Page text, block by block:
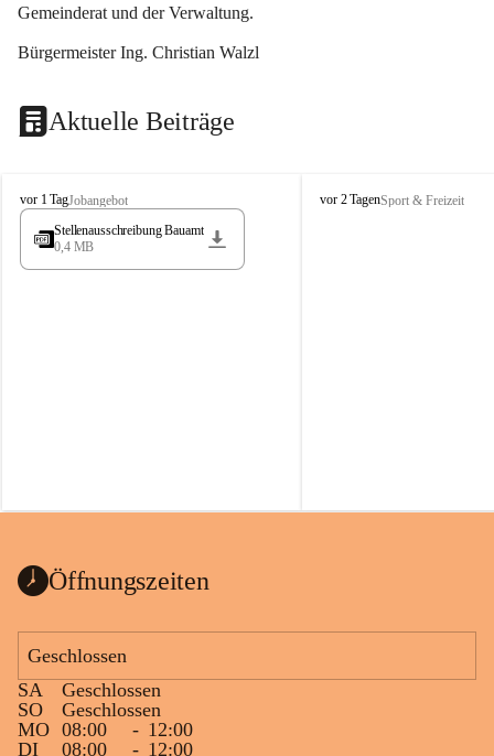
Gemeinderat und der Verwaltung.
Bürgermeister Ing. Christian Walzl
Aktuelle Beiträge
S
t
s
vor 1 TagJobangebot
Stellenausschreibung Bauamt
0,4 MB
S
vor 2 TagenSport & Freizeit
Öffnungszeiten
Geschlossen
SA
Geschlossen
SO
Geschlossen
MO 08:00 - 12:00
DI
08:00 - 12:00